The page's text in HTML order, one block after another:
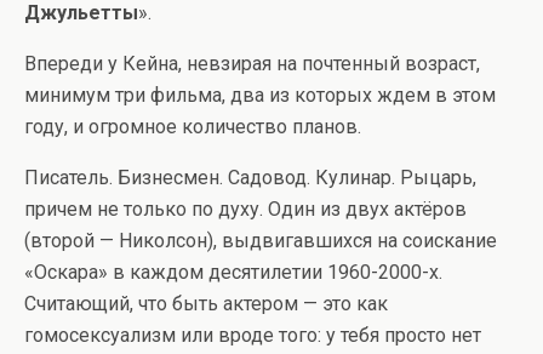
Джульетты».
Впереди у Кейна, невзирая на почтенный возраст,
минимум три фильма, два из которых ждем в этом
году, и огромное количество планов.
Писатель. Бизнесмен. Садовод. Кулинар. Рыцарь,
причем не только по духу. Один из двух актёров
(второй — Николсон), выдвигавшихся на соискание
«Оскара» в каждом десятилетии 1960-2000-х.
Считающий, что быть актером — это как
гомосексуализм или вроде того: у тебя просто нет